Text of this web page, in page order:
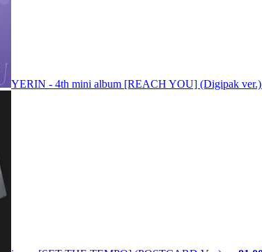
YERIN - 4th mini album [REACH YOU] (Digipak ver.)